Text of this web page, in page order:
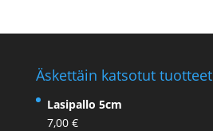
Äskettäin katsotut tuotteet
Lasipallo 5cm
7,00 €